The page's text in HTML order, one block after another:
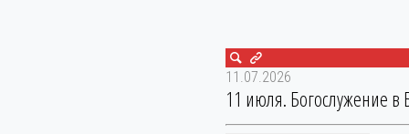
11.07.2026
11 июля. Богослужение в